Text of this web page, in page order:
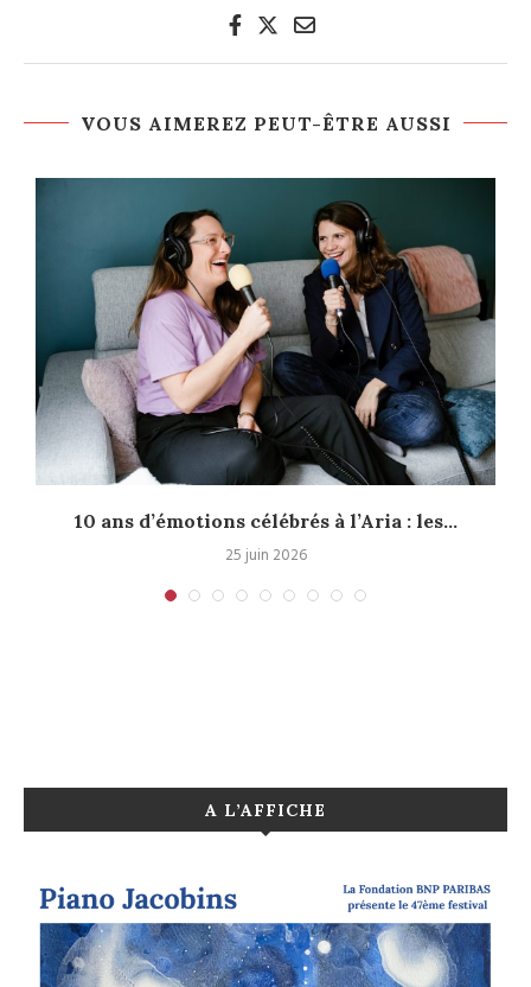
VOUS AIMEREZ PEUT-ÊTRE AUSSI
10 ans d’émotions célébrés à l’Aria : les...
25 juin 2026
A L’AFFICHE